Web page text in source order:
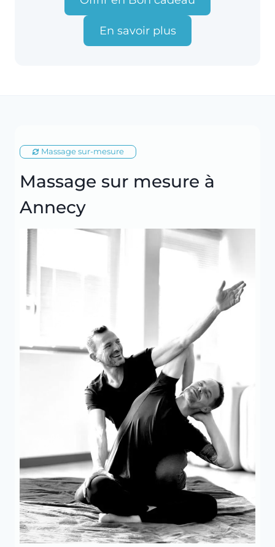
En savoir plus
Massage sur-mesure
Massage sur mesure à
Annecy